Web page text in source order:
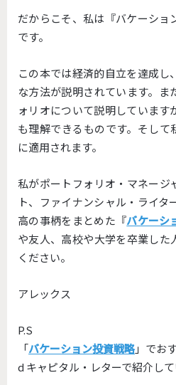
だからこそ、私は『バケーショ
です。
この本では経済的自立を達成し
な方法が説明されています。ま
ォリオについて説明しています
も理解できるものです。そして
に適用されます。
私がポートフォリオ・マネージ
ト、ファイナンシャル・ライ
高の事柄をまとめた『バケーシ
や友人、高校や大学を卒業した
ください。
アレックス
P.S
「バケーション投資戦略」でお
d キャピタル・レターで紹介して